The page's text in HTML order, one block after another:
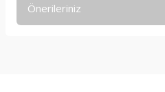
Önerileriniz